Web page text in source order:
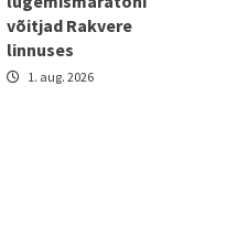
võitjad Rakvere
linnuses
1. aug. 2026